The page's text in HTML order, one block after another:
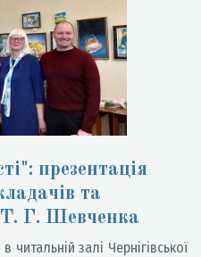
презентація
та
Г. Шевченка
залі Чернігівської